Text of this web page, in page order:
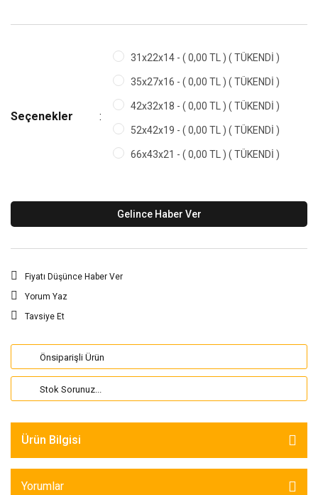
Seçenekler
31x22x14 - ( 0,00 TL ) ( TÜKENDİ )
35x27x16 - ( 0,00 TL ) ( TÜKENDİ )
42x32x18 - ( 0,00 TL ) ( TÜKENDİ )
52x42x19 - ( 0,00 TL ) ( TÜKENDİ )
66x43x21 - ( 0,00 TL ) ( TÜKENDİ )
Gelince Haber Ver
Fiyatı Düşünce Haber Ver
Yorum Yaz
Tavsiye Et
Önsiparişli Ürün
Stok Sorunuz...
Ürün Bilgisi
Yorumlar